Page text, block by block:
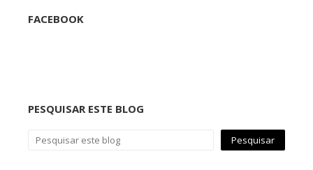
FACEBOOK
PESQUISAR ESTE BLOG